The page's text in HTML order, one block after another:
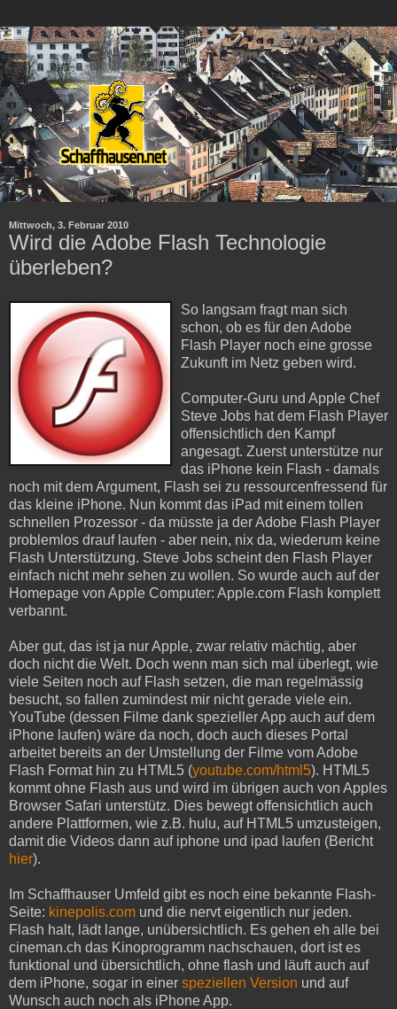
Mittwoch, 3. Februar 2010
Wird die Adobe Flash Technologie
überleben?
So langsam fragt man sich
schon, ob es für den Adobe
Flash Player noch eine grosse
Zukunft im Netz geben wird.
Computer-Guru und Apple Chef
Steve Jobs hat dem Flash Player
offensichtlich den Kampf
angesagt. Zuerst unterstütze nur
das iPhone kein Flash - damals
noch mit dem Argument, Flash sei zu ressourcenfressend für
das kleine iPhone. Nun kommt das iPad mit einem tollen
schnellen Prozessor - da müsste ja der Adobe Flash Player
problemlos drauf laufen - aber nein, nix da, wiederum keine
Flash Unterstützung. Steve Jobs scheint den Flash Player
einfach nicht mehr sehen zu wollen. So wurde auch auf der
Homepage von Apple Computer: Apple.com Flash komplett
verbannt.
Aber gut, das ist ja nur Apple, zwar relativ mächtig, aber
doch nicht die Welt. Doch wenn man sich mal überlegt, wie
viele Seiten noch auf Flash setzen, die man regelmässig
besucht, so fallen zumindest mir nicht gerade viele ein.
YouTube (dessen Filme dank spezieller App auch auf dem
iPhone laufen) wäre da noch, doch auch dieses Portal
arbeitet bereits an der Umstellung der Filme vom Adobe
Flash Format hin zu HTML5 (youtube.com/html5). HTML5
kommt ohne Flash aus und wird im übrigen auch von Apples
Browser Safari unterstütz. Dies bewegt offensichtlich auch
andere Plattformen, wie z.B. hulu, auf HTML5 umzusteigen,
damit die Videos dann auf iphone und ipad laufen (Bericht
hier).
Im Schaffhauser Umfeld gibt es noch eine bekannte Flash-
Seite: kinepolis.com und die nervt eigentlich nur jeden.
Flash halt, lädt lange, unübersichtlich. Es gehen eh alle bei
cineman.ch das Kinoprogramm nachschauen, dort ist es
funktional und übersichtlich, ohne flash und läuft auch auf
dem iPhone, sogar in einer speziellen Version und auf
Wunsch auch noch als iPhone App.